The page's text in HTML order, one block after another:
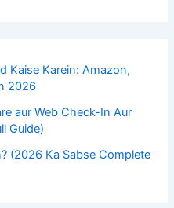
Kaise Karein: Amazon,
2026
aur Web Check-In Aur
Guide)
(2026 Ka Sabse Complete